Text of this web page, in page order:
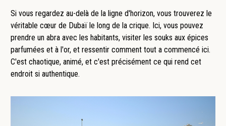
Si vous regardez au-delà de la ligne d'horizon, vous trouverez le
véritable cœur de Dubaï le long de la crique. Ici, vous pouvez
prendre un abra avec les habitants, visiter les souks aux épices
parfumées et à l'or, et ressentir comment tout a commencé ici.
C'est chaotique, animé, et c'est précisément ce qui rend cet
endroit si authentique.